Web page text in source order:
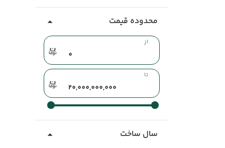
محدوده قیمت
از
تا
سال ساخت